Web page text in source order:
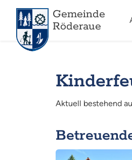
Gemeinde
Röderaue
Aktuell bestehend
Mehr